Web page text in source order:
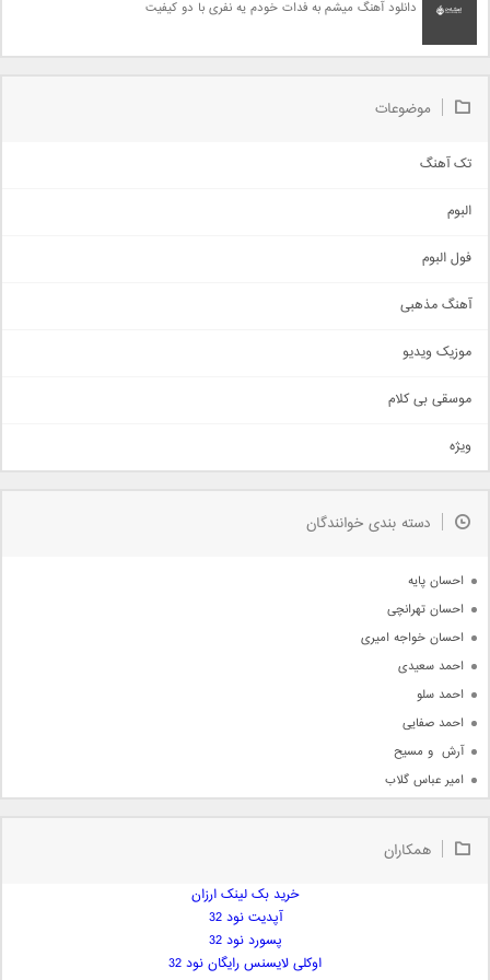
دانلود آهنگ میشم به فدات خودم یه نفری با دو کیفیت
موضوعات
تک آهنگ
اجتماعی
حماسی
سنتی
اهنگ بندرعباسی
دمو
مذهبی
جدیدترین ها
البوم
فول البوم
آهنگ مذهبی
موزیک ویدیو
موسقی بی کلام
ویژه
دسته بندی خوانندگان
احسان پایه
احسان تهرانچی
احسان خواجه امیری
احمد سعیدی
احمد سلو
احمد صفایی
آرش  و مسیح
امیر عباس گلاب
امیر علی
همکاران
خرید بک لینک ارزان
آپدیت نود 32
پسورد نود 32
اوکلی لایسنس رایگان نود 32